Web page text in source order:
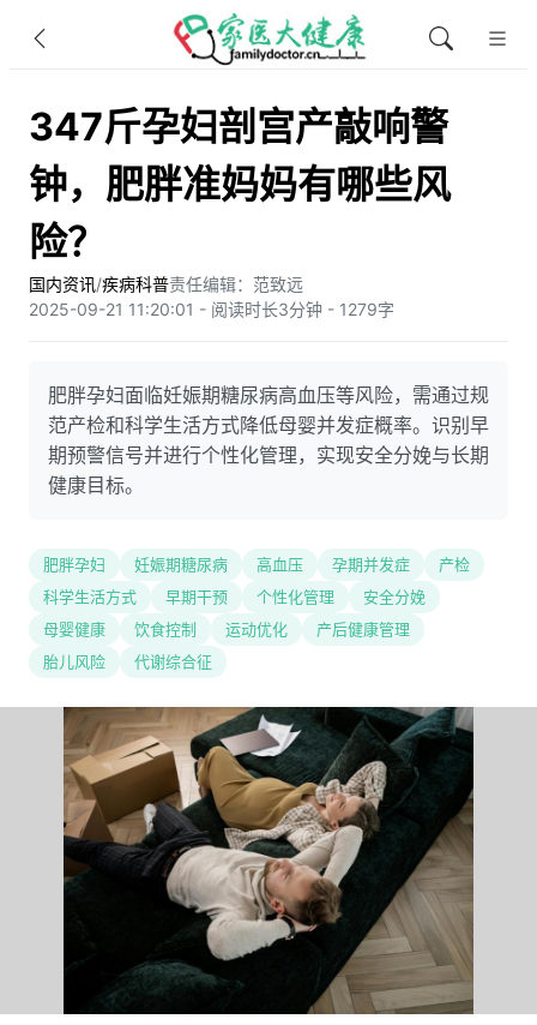
347斤孕妇剖宫产敲响警
钟，肥胖准妈妈有哪些风
险？
国内资讯/疾病科普责任编辑：范致远
2025-09-21 11:20:01 - 阅读时长3分钟 - 1279字
肥胖孕妇面临妊娠期糖尿病高血压等风险，需通过规
范产检和科学生活方式降低母婴并发症概率。识别早
期预警信号并进行个性化管理，实现安全分娩与长期
健康目标。
肥胖孕妇 妊娠期糖尿病 高血压 孕期并发症
产检
科学生活方式
早期干预 个性化管理
安全分娩
母婴健康
饮食控制 运动优化
产后健康管理
胎儿风险
代谢综合征